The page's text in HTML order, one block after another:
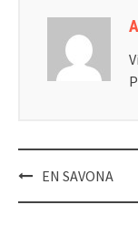
Post
navigation
EN SAVONA